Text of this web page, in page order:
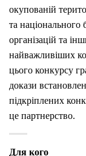
окупованій
та національного
організацій та
найважливіших
цього конкурсу
докази
підкріплених
це партнерство.
Для кого